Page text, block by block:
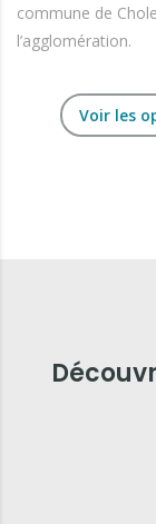
commune de
l’agglomération.
Voir les